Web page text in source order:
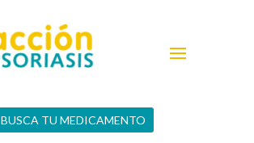
BUSCA TU MEDICAMENTO